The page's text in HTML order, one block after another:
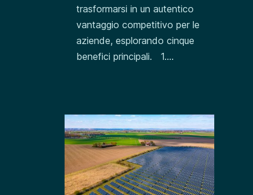
trasformarsi in un autentico
vantaggio competitivo per le
aziende, esplorando cinque
benefici principali. 1....